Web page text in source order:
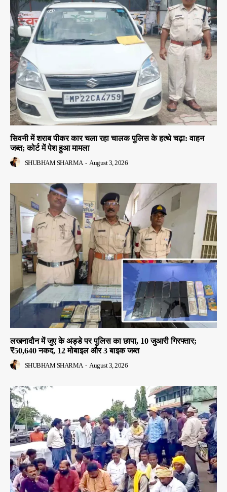
सिवनी में शराब पीकर कार चला रहा चालक पुलिस के हत्थे चढ़ा: वाहन
जब्त; कोर्ट में पेश हुआ मामला
SHUBHAM SHARMA - August 3, 2026
लखनादौन में जुए के अड्डे पर पुलिस का छापा, 10 जुआरी गिरफ्तार;
₹50,640 नकद, 12 मोबाइल और 3 बाइक जब्त
SHUBHAM SHARMA - August 3, 2026